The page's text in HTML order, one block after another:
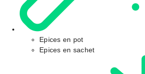
Epices en pot
Epices en sachet